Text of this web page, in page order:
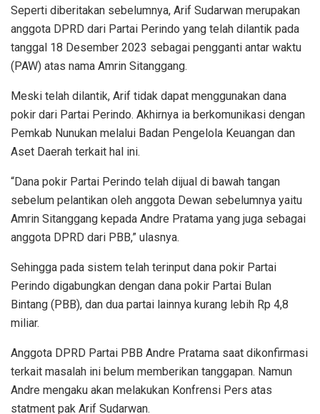
Seperti diberitakan sebelumnya, Arif Sudarwan merupakan
anggota DPRD dari Partai Perindo yang telah dilantik pada
tanggal 18 Desember 2023 sebagai pengganti antar waktu
(PAW) atas nama Amrin Sitanggang.
Meski telah dilantik, Arif tidak dapat menggunakan dana
pokir dari Partai Perindo. Akhirnya ia berkomunikasi dengan
Pemkab Nunukan melalui Badan Pengelola Keuangan dan
Aset Daerah terkait hal ini.
“Dana pokir Partai Perindo telah dijual di bawah tangan
sebelum pelantikan oleh anggota Dewan sebelumnya yaitu
Amrin Sitanggang kepada Andre Pratama yang juga sebagai
anggota DPRD dari PBB,” ulasnya.
Sehingga pada sistem telah terinput dana pokir Partai
Perindo digabungkan dengan dana pokir Partai Bulan
Bintang (PBB), dan dua partai lainnya kurang lebih Rp 4,8
miliar.
Anggota DPRD Partai PBB Andre Pratama saat dikonfirmasi
terkait masalah ini belum memberikan tanggapan. Namun
Andre mengaku akan melakukan Konfrensi Pers atas
statment pak Arif Sudarwan.